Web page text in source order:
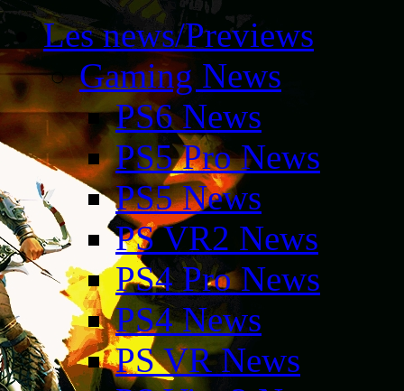
Les news/Previews
Gaming News
PS6 News
PS5 Pro News
PS5 News
PS VR2 News
PS4 Pro News
PS4 News
PS VR News